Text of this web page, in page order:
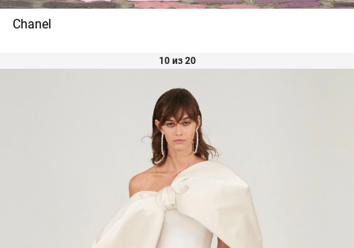
Chanel
10 из 20